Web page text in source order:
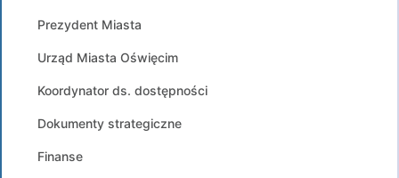
Prezydent Miasta
Urząd Miasta Oświęcim
Koordynator ds. dostępności
Dokumenty strategiczne
Finanse